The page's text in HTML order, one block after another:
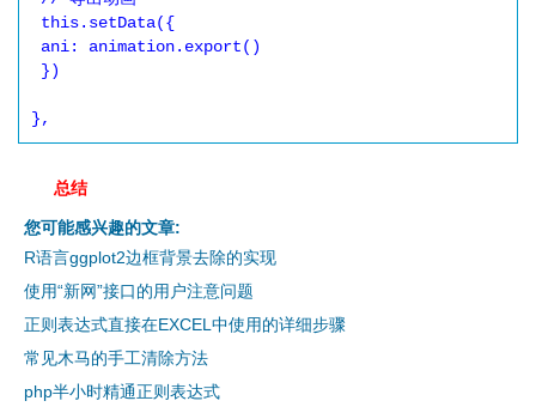
},
总结
您可能感兴趣的文章:
R语言ggplot2边框背景去除的实现
使用“新网”接口的用户注意问题
正则表达式直接在EXCEL中使用的详细步骤
常见木马的手工清除方法
php半小时精通正则表达式